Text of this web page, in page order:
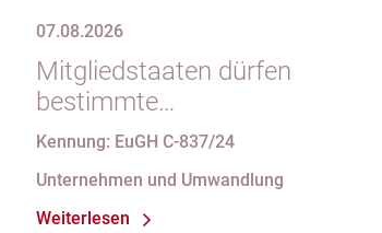
07.08.2026
Mitgliedstaaten dürfen
bestimmte
Umstrukturierungsvorgänge
Kennung: EuGH C-837/24
Unternehmen und Umwandlung
Weiterlesen